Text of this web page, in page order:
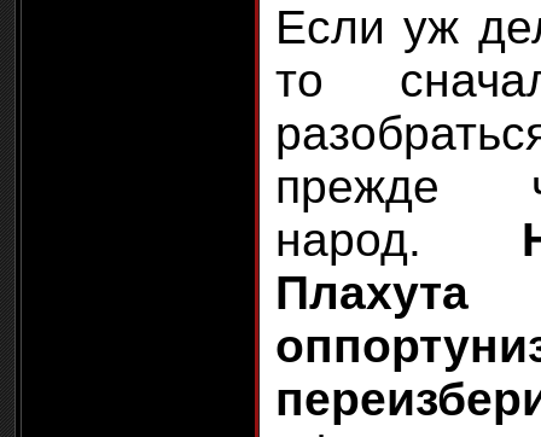
Если уж
то
прежде
народ.